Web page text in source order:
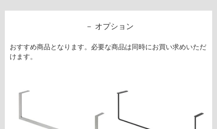
オプション
おすすめ商品となります。必要な商品は同時にお買い求めいただ
けます。